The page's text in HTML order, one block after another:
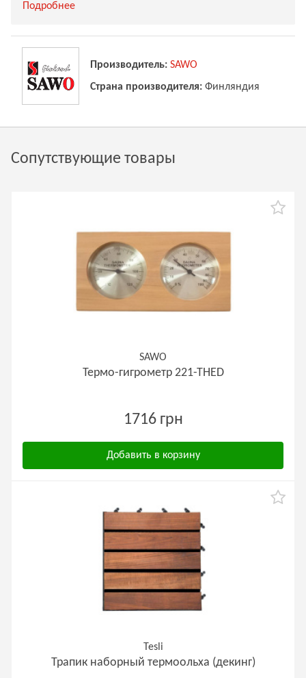
Подробнее
Производитель: SAWO
Страна производителя: Финляндия
Сопутствующие товары
SAWO
Термо-гигрометр 221-ТНED
1716 грн
Добавить в корзину
Tesli
Трапик наборный термоольха (декинг)